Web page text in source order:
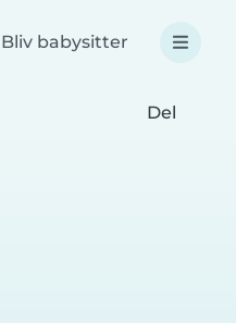
Bliv babysitter
Del